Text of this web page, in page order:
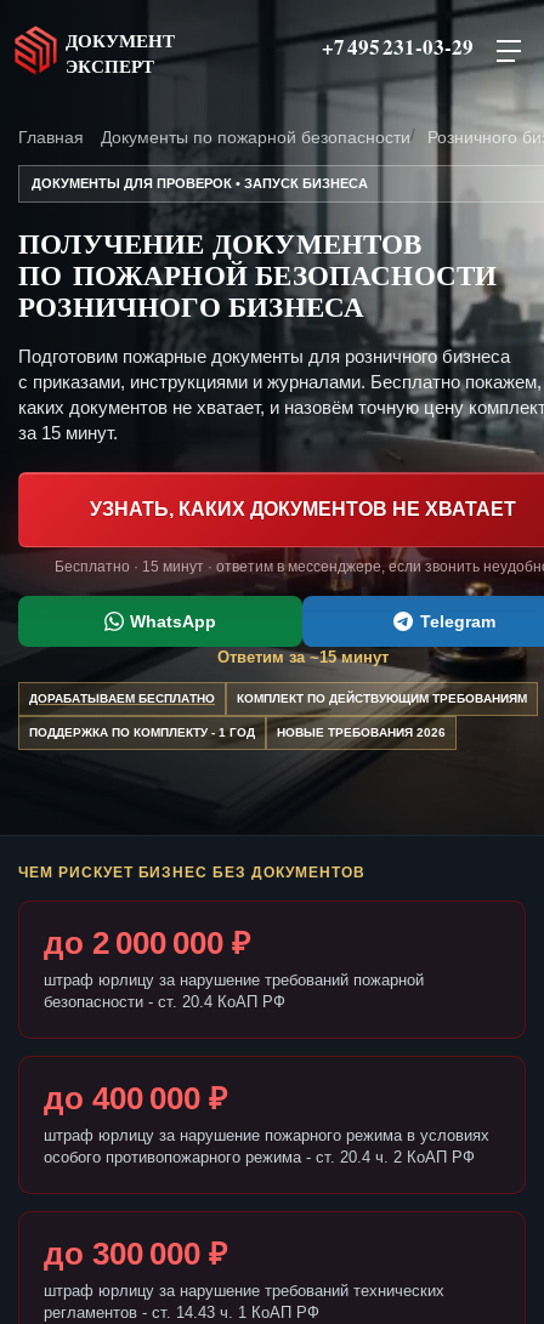
ДОКУМЕНТ
ЭКСПЕРТ
+7 495 231-03-29
Главная Документы по пожарной безопасности Розничного
ДОКУМЕНТЫ ДЛЯ ПРОВЕРОК • ЗАПУСК БИЗНЕСА
ПОЛУЧЕНИЕ ДОКУМЕНТОВ
ПО ПОЖАРНОЙ БЕЗОПАСНОСТИ
РОЗНИЧНОГО БИЗНЕСА
Подготовим пожарные документы для розничного бизнеса
с приказами, инструкциями и журналами. Бесплатно покажем,
каких документов не хватает, и назовём точную цену
за 15 минут.
УЗНАТЬ, КАКИХ ДОКУМЕНТОВ НЕ ХВАТАЕТ
Бесплатно · 15 минут · ответим в мессенджере, если звонить
WhatsApp Telegram
Ответим за ~15 минут
ДОРАБАТЫВАЕМ БЕСПЛАТНО КОМПЛЕКТ ПО ДЕЙСТВУЮЩИМ ТРЕБОВАНИЯМ
ПОДДЕРЖКА ПО КОМПЛЕКТУ - 1 ГОД НОВЫЕ ТРЕБОВАНИЯ 2026
ЧЕМ РИСКУЕТ БИЗНЕС БЕЗ ДОКУМЕНТОВ
до 2 000 000 ₽
штраф юрлицу за нарушение требований пожарной
безопасности - ст. 20.4 КоАП РФ
до 400 000 ₽
штраф юрлицу за нарушение пожарного режима в условиях
особого противопожарного режима - ст. 20.4 ч. 2 КоАП РФ
до 300 000 ₽
штраф юрлицу за нарушение требований технических
регламентов - ст. 14.43 ч. 1 КоАП РФ